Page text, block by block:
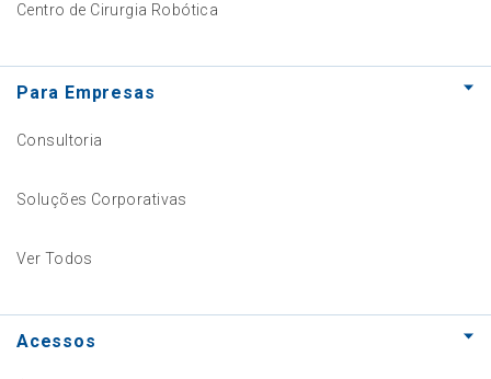
Centro de Cirurgia Robótica
Para Empresas
Consultoria
Soluções Corporativas
Ver Todos
Acessos